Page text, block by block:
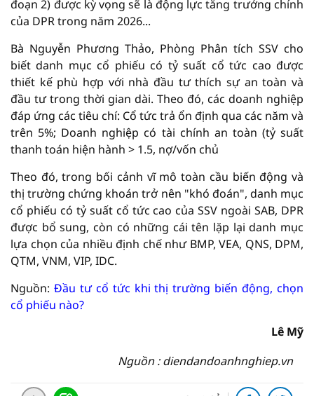
đoạn 2) được kỳ vọng sẽ là động lực tăng trưởng chính
của DPR trong năm 2026...
Bà Nguyễn Phương Thảo, Phòng Phân tích SSV cho
biết danh mục cổ phiếu có tỷ suất cổ tức cao được
thiết kế phù hợp với nhà đầu tư thích sự an toàn và
đầu tư trong thời gian dài. Theo đó, các doanh nghiệp
đáp ứng các tiêu chí: Cổ tức trả ổn định qua các năm và
trên 5%; Doanh nghiệp có tài chính an toàn (tỷ suất
thanh toán hiện hành > 1.5, nợ/vốn chủ
Theo đó, trong bối cảnh vĩ mô toàn cầu biến động và
thị trường chứng khoán trở nên "khó đoán", danh mục
cổ phiếu có tỷ suất cổ tức cao của SSV ngoài SAB, DPR
được bổ sung, còn có những cái tên lặp lại danh mục
lựa chọn của nhiều định chế như BMP, VEA, QNS, DPM,
QTM, VNM, VIP, IDC.
Nguồn: Đầu tư cổ tức khi thị trường biến động, chọn
cổ phiếu nào?
Lê Mỹ
Nguồn : diendandoanhnghiep.vn